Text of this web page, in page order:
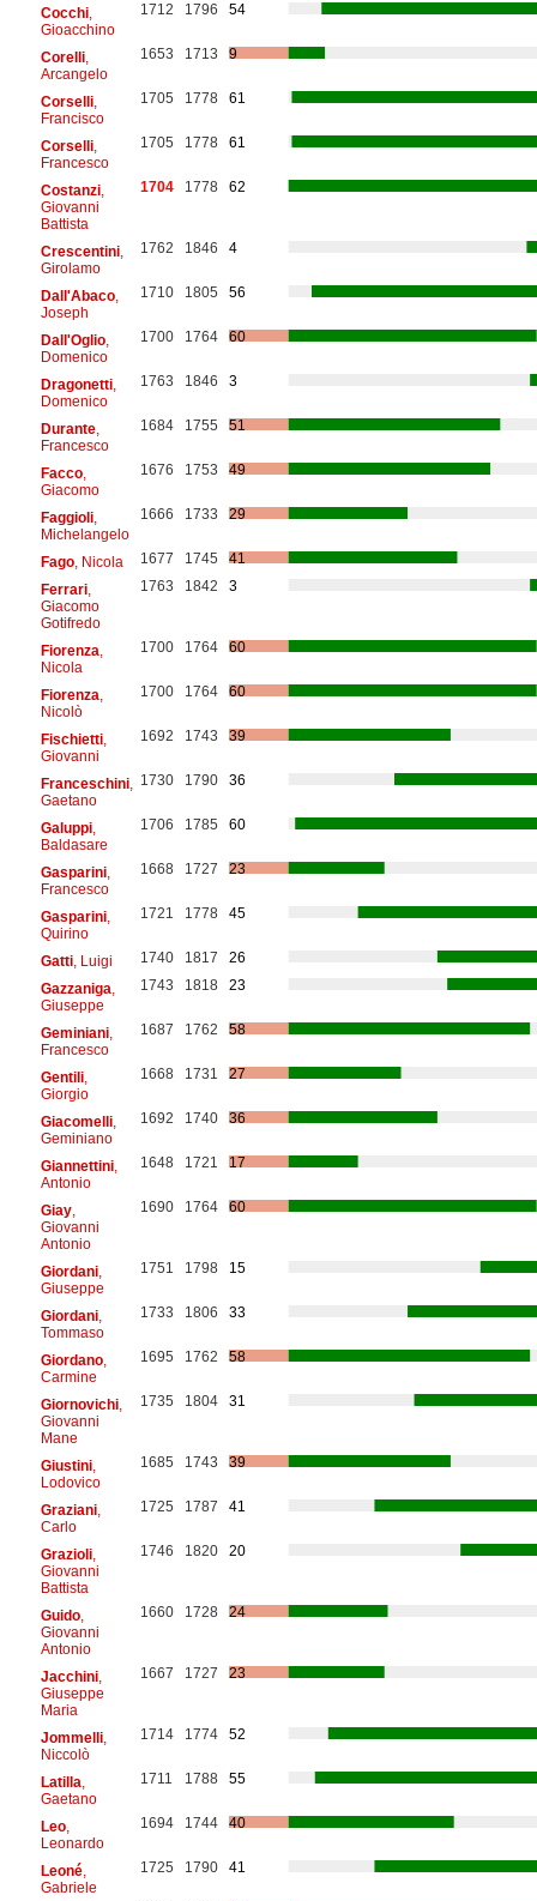
Cocchi,
Gioacchino
1712 1796 54
Corelli,
Arcangelo
1653 1713 9
Corselli,
Francisco
1705 1778 61
Corselli,
Francesco
1705 1778 61
Costanzi,
Giovanni
Battista
1704 1778 62
Crescentini,
Girolamo
1762 1846 4
Dall'Abaco,
Joseph
1710 1805 56
Dall'Oglio,
Domenico
1700 1764 60
Dragonetti,
Domenico
1763 1846 3
Durante,
Francesco
1684 1755 51
Facco,
Giacomo
1676 1753 49
Faggioli,
Michelangelo
1666 1733 29
Fago, Nicola 1677 1745
41
Ferrari,
Giacomo
Gotifredo
1763 1842 3
Fiorenza
Nicola
1700 1764 60
Fiorenza
Nicolò
1700 1764 60
Fischietti,
Giovanni
1692 1743 39
Franceschini,
Gaetano
1730 1790 36
Galuppi,
Baldasare
1706 1785 60
Gasparini,
Francesco
1668 1727 23
Gasparini,
Quirino
1721 1778 45
Gatti, Luigi 1740 1817
26
Gazzaniga
Giuseppe
1743 1818 23
Geminiani,
Francesco
1687 1762 58
Gentili,
Giorgio
1668 1731 27
Giacomelli,
Geminiano
1692 1740 36
Giannettini,
Antonio
1648 1721 17
Giay,
Giovanni
Antonio
1690 1764 60
Giordani,
Giuseppe
1751 1798 15
Giordani,
Tommaso
1733 1806 33
Giordano,
Carmine
1695 1762 58
Giornovichi,
Giovanni
Mane
1735 1804 31
Giustini,
Lodovico
1685 1743 39
Graziani,
Carlo
1725 1787 41
Grazioli,
Giovanni
Battista
1746 1820 20
Guido,
Giovanni
Antonio
1660 1728 24
Jacchini,
Giuseppe
Maria
1667 1727 23
Jommelli,
Niccolò
1714 1774 52
Latilla
Gaetano
1711 1788 55
Leo,
Leonardo
1694 1744 40
Leoné,
Gabriele
1725 1790 41